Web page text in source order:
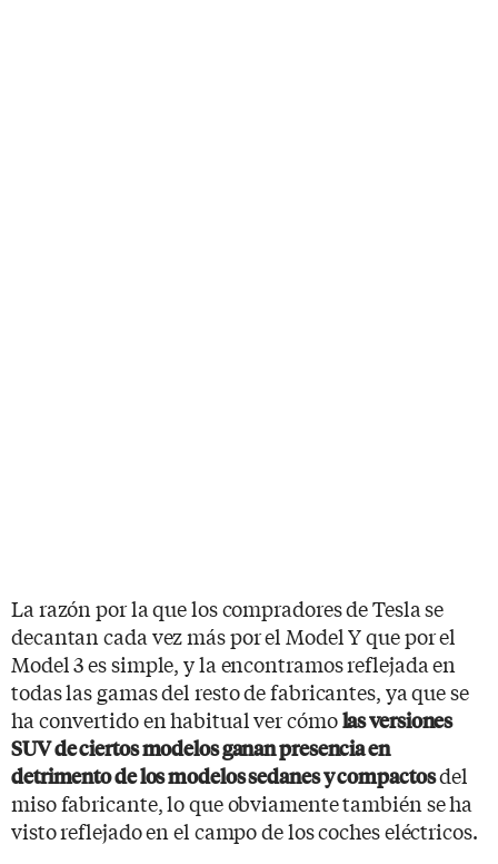
La razón por la que los compradores de Tesla se
decantan cada vez más por el Model Y que por el
Model 3 es simple, y la encontramos reflejada en
todas las gamas del resto de fabricantes, ya que se
ha convertido en habitual ver cómolas versiones
SUV de ciertos modelos ganan presencia en
detrimento de los modelos sedanes y compactosdel
miso fabricante, lo que obviamente también se ha
visto reflejado en el campo de los coches eléctricos.